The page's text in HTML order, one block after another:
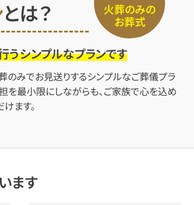
とは？
火葬のみの
お葬式
うシンプルなプランです
のみでお見送りするシンプルなご葬儀プラ
を最小限にしながらも、ご家族で心を込め
ます。
ます